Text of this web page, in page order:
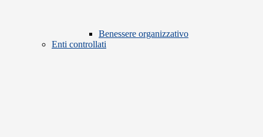
Benessere organizzativo
Enti controllati